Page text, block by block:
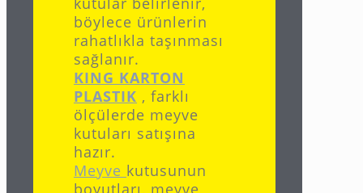
böylece ürünlerin
rahatlıkla taşınması
sağlanır.
KING KARTON
PLASTIK , farklı
ölçülerde meyve
kutuları satışına
hazır.
Meyve kutusunun
boyutları, meyve